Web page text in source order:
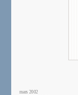
mars 2002